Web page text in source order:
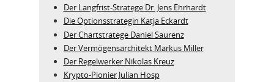
Der Langfrist-Stratege Dr. Jens Ehrhardt
Die Optionsstrategin Katja Eckardt
Der Chartstratege Daniel Saurenz
Der Vermögensarchitekt Markus Miller
Der Regelwerker Nikolas Kreuz
Krypto-Pionier Julian Hosp